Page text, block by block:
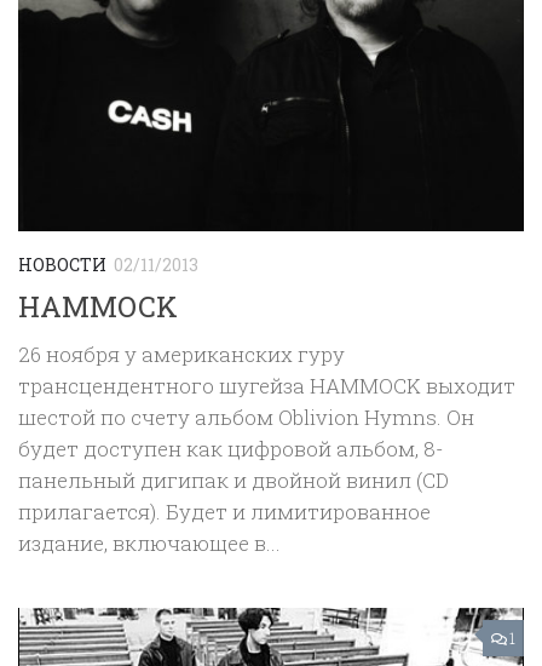
НОВОСТИ 02/11/2013
HAMMOCK
26 ноября у американских гуру
трансцендентного шугейза HAMMOCK выходит
шестой по счету альбом Oblivion Hymns. Он
будет доступен как цифровой альбом, 8-
панельный дигипак и двойной винил (CD
прилагается). Будет и лимитированное
издание, включающее в...
1